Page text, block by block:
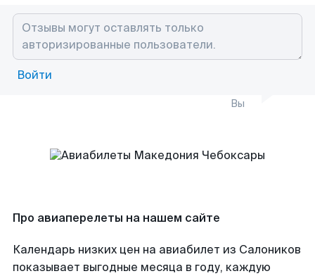
Войти
Вы
Про авиаперелеты на нашем сайте
Календарь низких цен на авиабилет из Салоников
показывает выгодные месяца в году, каждую